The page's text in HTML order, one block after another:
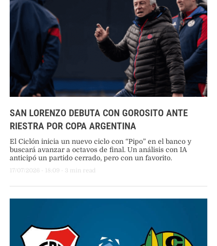
SAN LORENZO DEBUTA CON GOROSITO ANTE
RIESTRA POR COPA ARGENTINA
El Ciclón inicia un nuevo ciclo con “Pipo” en el banco y
buscará avanzar a octavos de final. Un análisis con IA
anticipó un partido cerrado, pero con un favorito.
17/07/2026 - 18:09 - 3 min read